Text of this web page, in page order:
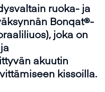
ruoka- ja
Bonqat®-
joka on
akuutin
kissoilla.